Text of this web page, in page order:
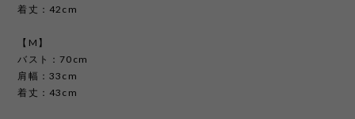
着丈：42cm
【M】
バスト：70cm
肩幅：33cm
着丈：43cm